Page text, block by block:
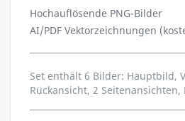
Hochauflösende PNG-Bilder
AI/PDF Vektorzeichnungen
Set enthält 6 Bilder: Hauptbild,
Rückansicht, 2 Seitenansichten,